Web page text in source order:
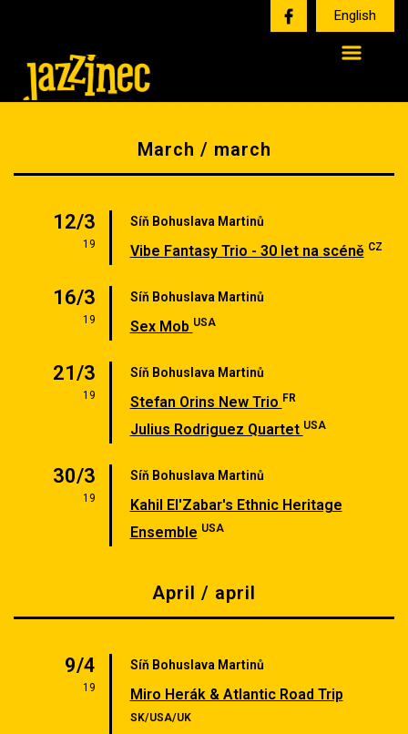
English
March / march
12/3
19
Síň Bohuslava Martinů
Vibe Fantasy Trio - 30 let na scéně CZ
16/3
19
Síň Bohuslava Martinů
Sex Mob USA
21/3
19
Síň Bohuslava Martinů
Stefan Orins New Trio FR
Julius Rodriguez Quartet USA
30/3
19
Síň Bohuslava Martinů
Kahil El'Zabar's Ethnic Heritage
Ensemble USA
April / april
9/4
19
Síň Bohuslava Martinů
Miro Herák & Atlantic Road Trip
SK/USA/UK